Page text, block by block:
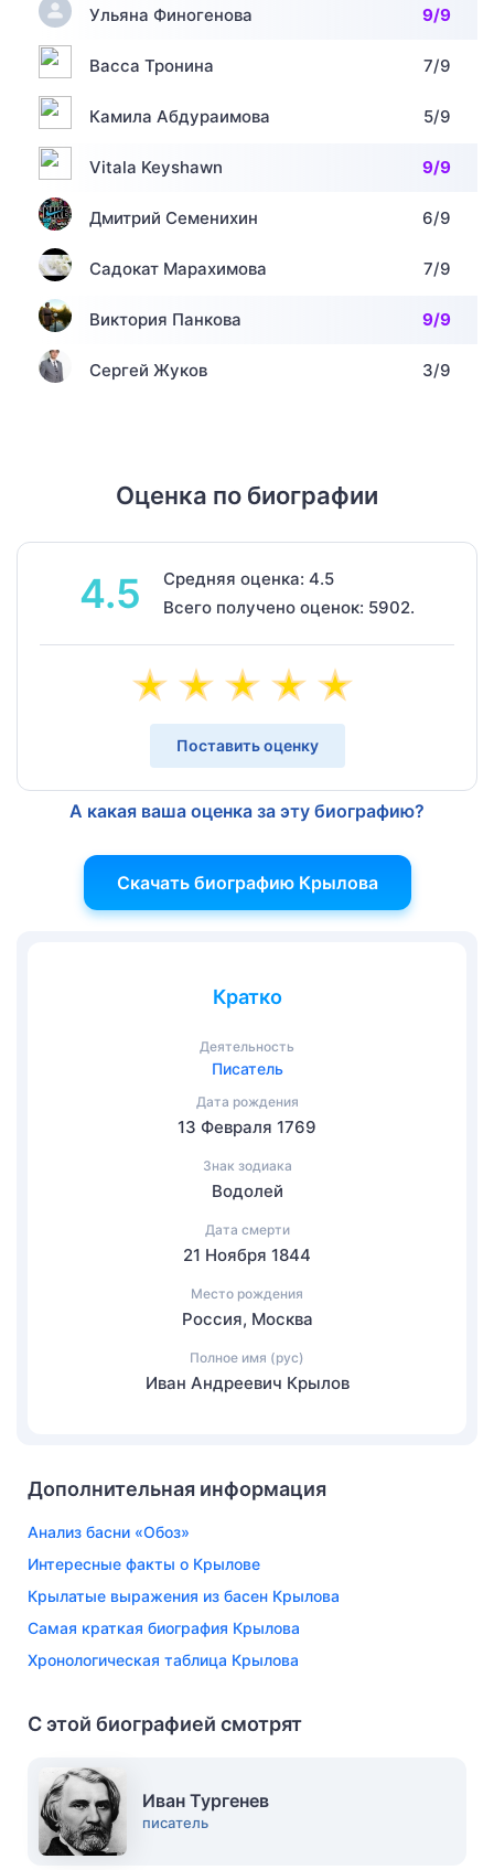
Ульяна Финогенова 9/9
Васса Тронина 7/9
Камила Абдураимова 5/9
Vitala Keyshawn 9/9
Дмитрий Семенихин 6/9
Садокат Марахимова 7/9
Виктория Панкова 9/9
Сергей Жуков 3/9
Оценка по биографии
4.5
Средняя оценка: 4.5
Всего получено оценок: 5902.
Поставить оценку
А какая ваша оценка за эту биографию?
Скачать биографию Крылова
Кратко
Деятельность
Писатель
Дата рождения
13 Февраля 1769
Знак зодиака
Водолей
Дата смерти
21 Ноября 1844
Место рождения
Россия, Москва
Полное имя (рус)
Иван Андреевич Крылов
Дополнительная информация
Анализ басни «Обоз»
Интересные факты о Крылове
Крылатые выражения из басен Крылова
Самая краткая биография Крылова
Хронологическая таблица Крылова
С этой биографией смотрят
Иван Тургенев
писатель